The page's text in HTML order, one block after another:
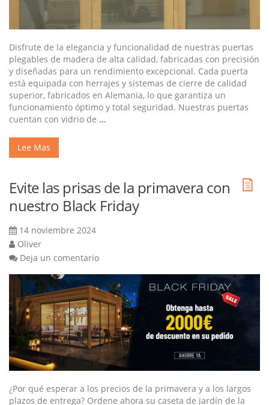
Disfrute de la elegancia y funcionalidad de nuestras puertas
plegables de madera de alta calidad, fabricadas con precisión
y diseñadas para un rendimiento excepcional. Cada puerta
está equipada con herrajes y sistemas de cierre de calidad
superior, fabricados en Alemania, lo que garantiza un
funcionamiento óptimo y total seguridad. Nuestras puertas
cuentan con vidrio de ...
Lee Mas
Evite las prisas de la primavera con
nuestro Black Friday
14 noviembre 2024
Oliver
Deja un comentario
¿Por qué esperar a los precios de la primavera y a los largos
plazos de entrega? Ordene ahora su caseta de jardín de la